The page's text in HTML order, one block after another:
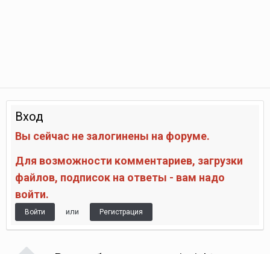
Вход
Вы сейчас не залогинены на форуме.
Для возможности комментариев, загрузки
файлов, подписок на ответы - вам надо
войти.
Войти или Регистрация